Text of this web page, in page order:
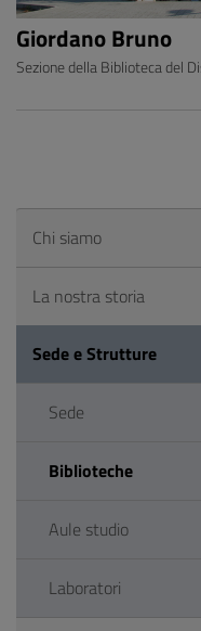
Giordano Bruno
Sezione della Biblioteca del
Chi siamo
La nostra storia
Sede e Strutture
Sede
Biblioteche
Aule studio
Laboratori